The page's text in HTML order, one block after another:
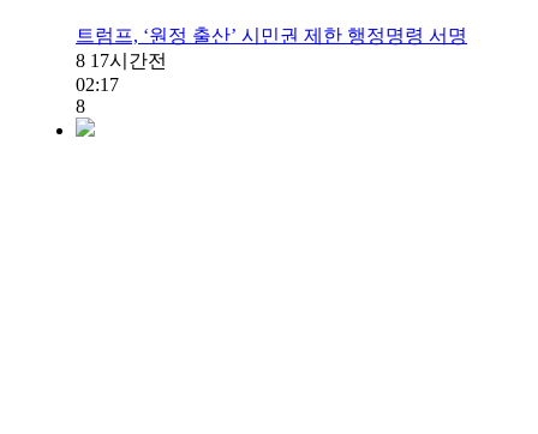
트럼프, ‘원정 출산’ 시민권 제한 행정명령 서명
8 17시간전
02:17
8